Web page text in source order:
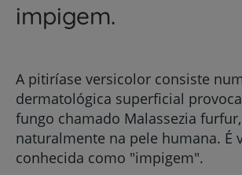
impigem.
A pitiríase versicolor consiste
dermatológica superficial
fungo chamado Malassezia
naturalmente na pele humana. É
conhecida como "impigem".